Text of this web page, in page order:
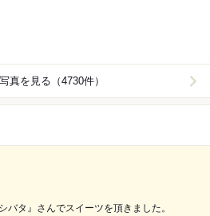
真を見る（4730件）
タ』さんでスイーツを頂きました。